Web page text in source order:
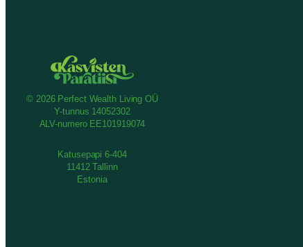
© 2026 Perfect Wealth Living OÜ
Y-tunnus 14052302
ALV-numero EE101919074
Katusepapi 6-404
11412 Tallinn
Estonia